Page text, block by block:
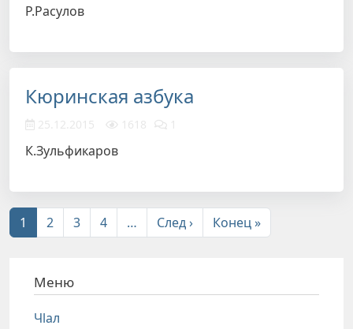
Р.Расулов
Кюринская азбука
25.12.2015 1618 1
К.Зульфикаров
Нумерация страниц
1 2 3 4 … След ›Следующая страница
Конец »Последняя
Меню
Чlал